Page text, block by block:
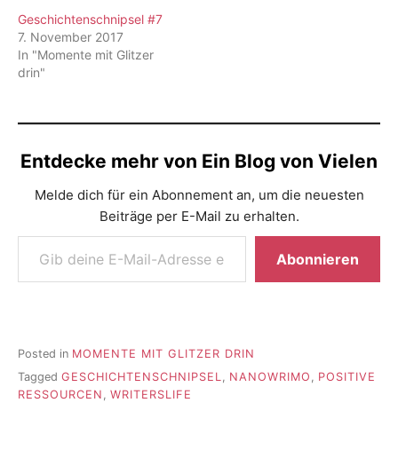
Geschichtenschnipsel #7
7. November 2017
In "Momente mit Glitzer
drin"
Entdecke mehr von Ein Blog von Vielen
Melde dich für ein Abonnement an, um die neuesten
Beiträge per E-Mail zu erhalten.
Gib deine E-Mail-Adresse ein ...
Abonnieren
Posted in MOMENTE MIT GLITZER DRIN
Tagged GESCHICHTENSCHNIPSEL, NANOWRIMO , POSITIVE
RESSOURCEN , WRITERSLIFE